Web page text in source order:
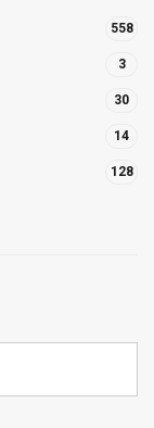
558
3
30
14
128